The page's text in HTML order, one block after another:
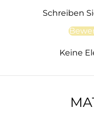
Schreiben
Keine